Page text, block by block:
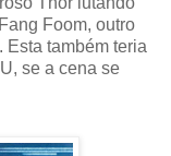
Foom, outro
também teria
se a cena se